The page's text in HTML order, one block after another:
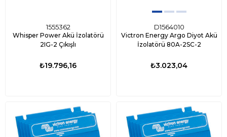
1555362
Whisper Power Akü İzolatörü
2IG-2 Çıkışlı
₺19.796,16
D1564010
Victron Energy Argo Diyot Akü
İzolatörü 80A-2SC-2
₺3.023,04